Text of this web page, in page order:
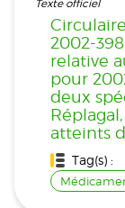
Texte officiel
2002-
relative
pour
deux
atteints
Tag(s) :